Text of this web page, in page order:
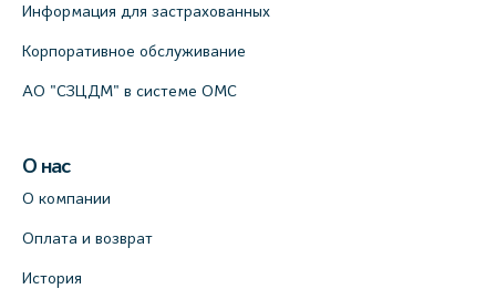
Информация для застрахованных
Корпоративное обслуживание
АО "СЗЦДМ" в системе ОМС
О нас
О компании
Оплата и возврат
История